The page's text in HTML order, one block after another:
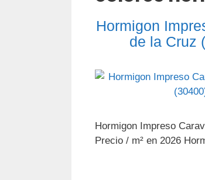
Hormigon
de la Cruz
Hormigon Impreso
Precio / m² en 2026